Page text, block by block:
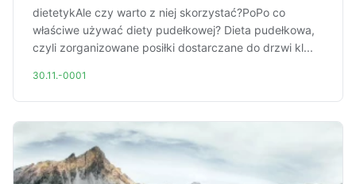
dietetykAle czy warto z niej skorzystać?PoPo co
właściwe używać diety pudełkowej? Dieta pudełkowa,
czyli zorganizowane posiłki dostarczane do drzwi kl...
30.11.-0001